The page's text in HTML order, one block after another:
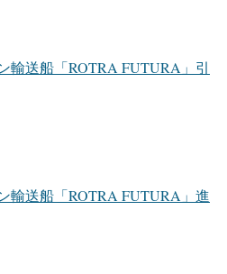
輸送船「ROTRA FUTURA」引
輸送船「ROTRA FUTURA」進